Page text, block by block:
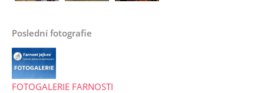
Poslední fotografie
FOTOGALERIE FARNOSTI